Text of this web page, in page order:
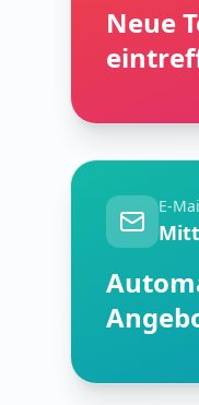
Neue
E-